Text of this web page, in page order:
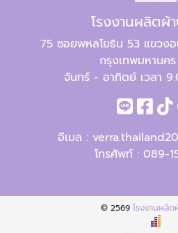
โรงงานผลิตผ้
75 ซอยพหลโยธิน 53 แขวงอ
กรุงเทพมหานค
จันทร์ - อาทิตย์ เวลา
อีเมล :
โทรศัพท์ : 089-
© 2569 โรงงานผลิ